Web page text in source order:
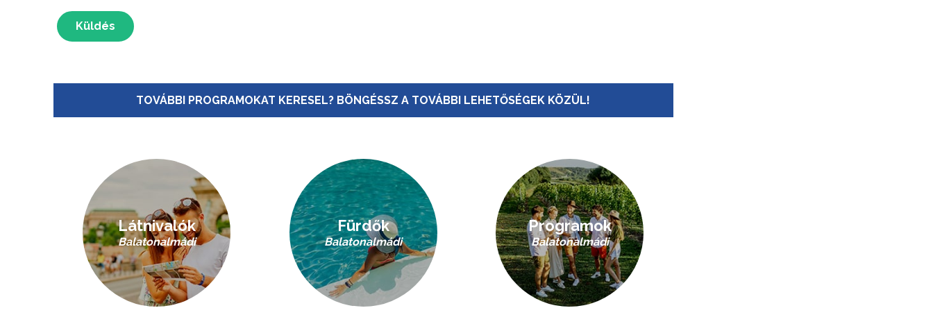
Küldés
TOVÁBBI PROGRAMOKAT KERESEL? BÖNGÉSSZ A TOVÁBBI LEHETŐSÉGEK KÖZÜL!
Látnivalók
Balatonalmádi
Fürdők
Balatonalmádi
Programok
Balatonalmádi